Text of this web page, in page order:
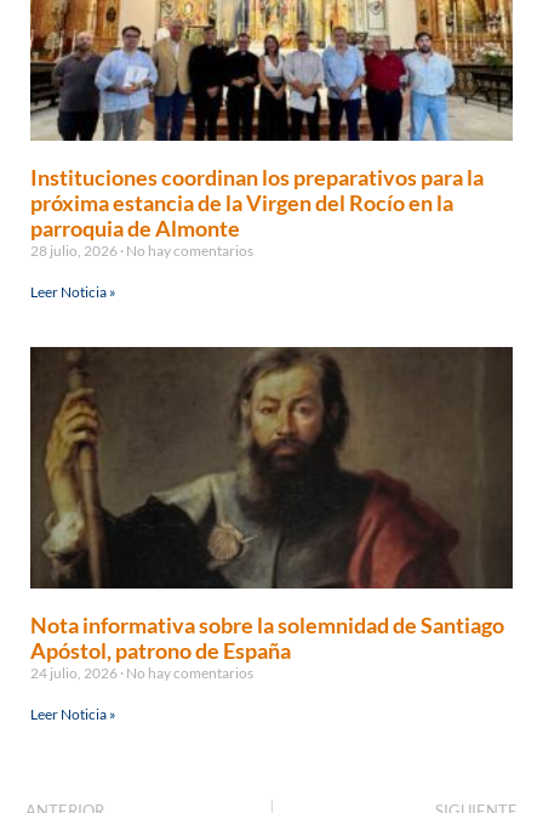
Instituciones coordinan los preparativos para la
próxima estancia de la Virgen del Rocío en la
parroquia de Almonte
28 julio, 2026 No hay comentarios
Leer Noticia »
Nota informativa sobre la solemnidad de Santiago
Apóstol, patrono de España
24 julio, 2026 No hay comentarios
Leer Noticia »